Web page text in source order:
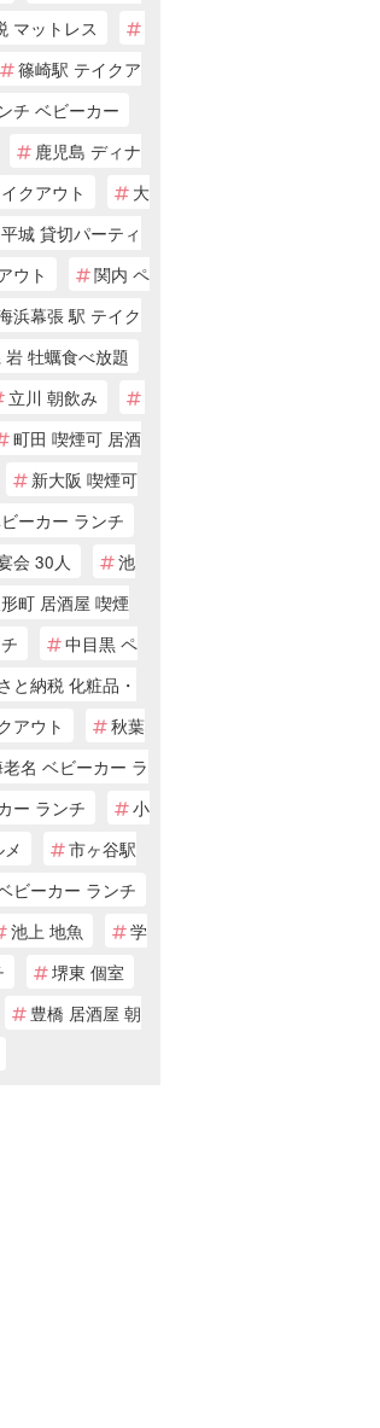
マットレス
篠崎駅 テイクア
チ ベビーカー
鹿児島 ディナ
クアウト
大
平城 貸切パーティ
ウト
関内 ペ
浜幕張 駅 テイク
岩 牡蠣食べ放題
立川 朝飲み
町田 喫煙可 居酒
新大阪 喫煙可
ーカー ランチ
会 30人
池
町 居酒屋 喫煙
中目黒 ペ
と納税 化粧品・
アウト
秋葉
名 ベビーカー ラ
ー ランチ
小
市ヶ谷駅
ビーカー ランチ
池上 地魚
学
堺東 個室
豊橋 居酒屋 朝